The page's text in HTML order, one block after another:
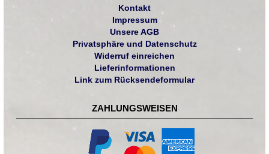
Kontakt
Impressum
Unsere AGB
Privatsphäre und Datenschutz
Widerruf einreichen
Lieferinformationen
Link zum Rücksendeformular
ZAHLUNGSWEISEN